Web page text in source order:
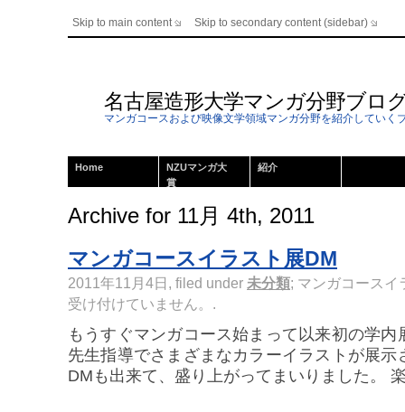
Skip to main content Skip to secondary content (sidebar)
名古屋造形大学マンガ分野ブロ
マンガコースおよび映像文学領域マンガ分野を紹介していく
Home
NZUマンガ大
賞
紹介
Archive for 11月 4th, 2011
マンガコースイラスト展DM
2011年11月4日, filed under 未分類; マンガコースイ
受け付けていません。 .
もうすぐマンガコース始まって以来初の学
先生指導でさまざまなカラーイラストが展
DMも出来て、盛り上がってまいりました。